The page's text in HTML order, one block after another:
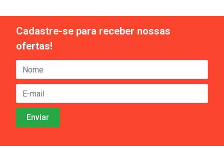
Cadastre-se para receber nossas
ofertas!